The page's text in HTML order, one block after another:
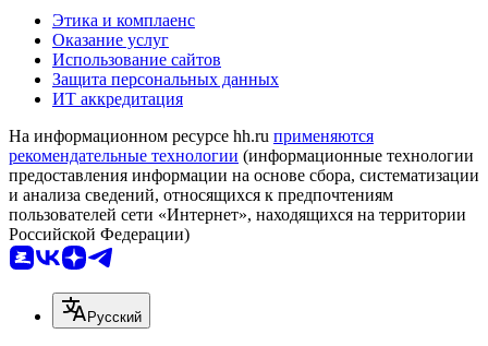
Этика и комплаенс
Оказание услуг
Использование сайтов
Защита персональных данных
ИТ аккредитация
На информационном ресурсе hh.ru применяются
рекомендательные технологии (информационные технологии
предоставления информации на основе сбора, систематизации
и анализа сведений, относящихся к предпочтениям
пользователей сети «Интернет», находящихся на территории
Российской Федерации)
Русский